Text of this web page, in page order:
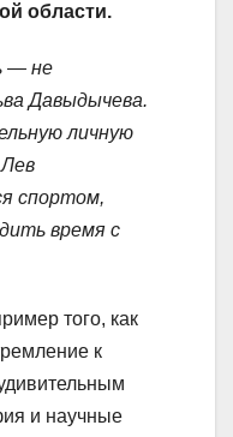
области.
— не
Давыдычева.
личную
спортом,
время с
того, как
к
и научные